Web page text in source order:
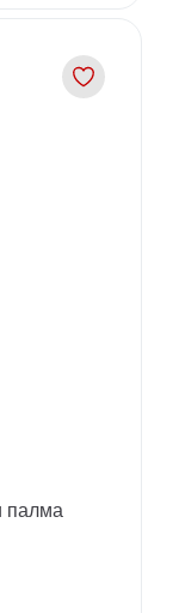
палма